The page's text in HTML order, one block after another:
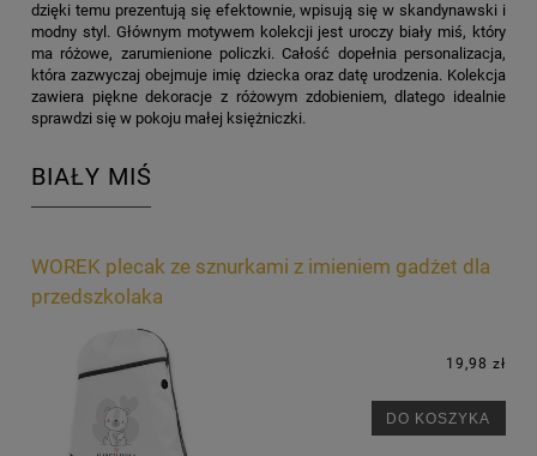
dzięki temu prezentują się efektownie, wpisują się w skandynawski i
modny styl. Głównym motywem kolekcji jest uroczy biały miś, który
ma różowe, zarumienione policzki. Całość dopełnia personalizacja,
która zazwyczaj obejmuje imię dziecka oraz datę urodzenia. Kolekcja
zawiera piękne dekoracje z różowym zdobieniem, dlatego idealnie
sprawdzi się w pokoju małej księżniczki.
BIAŁY MIŚ
WOREK plecak ze sznurkami z imieniem gadżet dla
przedszkolaka
19,98 zł
DO KOSZYKA